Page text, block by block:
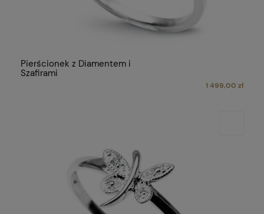
Pierścionek z Diamentem i
Szafirami
1 499,00 zł